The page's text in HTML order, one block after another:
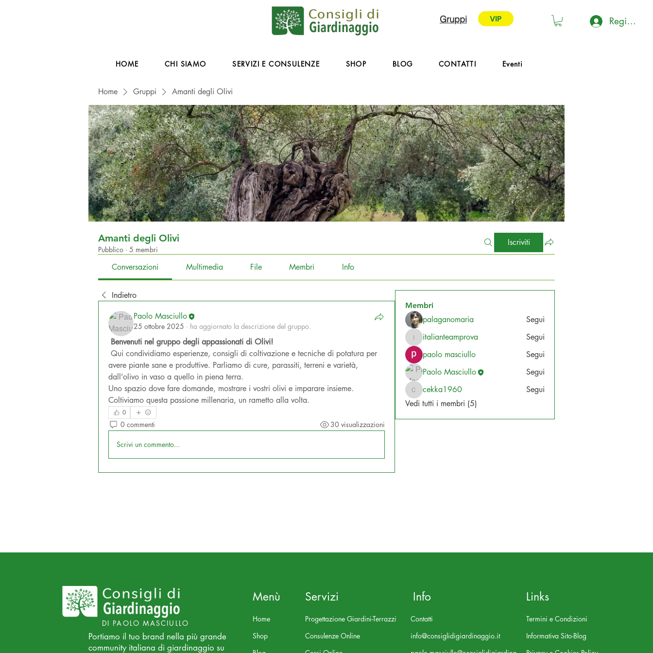
Gruppi
VIP
VIP
Registrati
HOME CHI SIAMO SERVIZI E CONSULENZE SHOP BLOG CONTATTI Eventi
Home Gruppi Amanti degli Olivi
Amanti degli Olivi
Pubblico · 5 membri
Iscriviti
Conversazioni Multimedia File Membri Info
Indietro
Paolo Masciullo
25 ottobre 2025 · ha aggiornato la descrizione del gruppo.
Benvenuti nel gruppo degli appassionati di Olivi!
avere piante sane e produttive. Parliamo di cure, parassiti, terreni e varietà,
dall’olivo in vaso a quello in piena terra.
Uno spazio dove fare domande, mostrare i vostri olivi e imparare insieme.
Coltiviamo questa passione millenaria, un rametto alla volta.
0
0 commenti 30 visualizzazioni
Scrivi un commento...
Membri
palaganomaria Segui
italianteamprova
italianteamprova
Segui
paolo masciullo
Segui
Paolo Masciullo
Segui
cekka1960
cekka1960
Segui
Vedi tutti i membri (5)
DI PAOLO MASCIULLO
Portiamo il tuo brand nella più grande
community italiana di giardinaggio su
Menù
Home
Shop
Servizi
Progettazione Giardini-Terrazzi
Consulenze Online
Info
Contatti
info@consiglidigiardinaggio.it
Links
Termini e Condizioni
Informativa Sito-Blog